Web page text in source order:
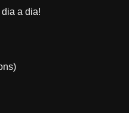
a dia!